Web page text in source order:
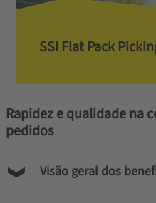
SSI Flat Pack
Rapidez e qualidade na
pedidos
Visão geral dos